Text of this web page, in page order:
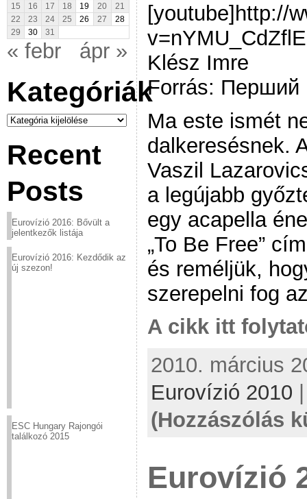
15
16 17 18 19 20
21
22
23 24 25 26 27
28
29
30 31
« febr ápr »
Kategóriák
Kategóriák
Recent
Posts
Eurovízió 2016: Bővült a
jelentkezők listája
Eurovízió 2016: Kezdődik az
új szezon!
ESC Hungary Rajongói
találkozó 2015
[youtube]http://
Klész Imre
Forrás: Перший
Ma este ismét
dalkeresésnek.
Vaszil
a legújabb
egy acapella
„To Be Free”
és reméljük,
szerepelni fog
A cikk itt
2010. március
Eurovízió 2010
(Hozzászólás
Eurovízió